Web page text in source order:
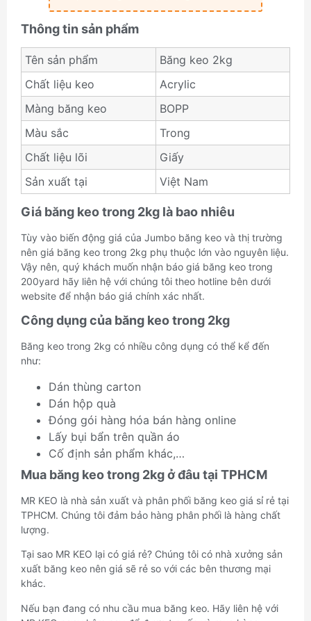
Thông tin sản phẩm
Tên sản phẩm
Băng keo 2kg
Chất liệu keo
Acrylic
Màng băng keo
BOPP
Màu sắc
Trong
Chất liệu lõi
Giấy
Sản xuất tại
Việt Nam
Giá băng keo trong 2kg là bao nhiêu
Tùy vào biến động giá của Jumbo băng keo và thị trường
nên giá băng keo trong 2kg phụ thuộc lớn vào nguyên liệu.
Vậy nên, quý khách muốn nhận báo giá băng keo trong
200yard hãy liên hệ với chúng tôi theo hotline bên dưới
website để nhận báo giá chính xác nhất.
Công dụng của băng keo trong 2kg
Băng keo trong 2kg có nhiều công dụng có thể kể đến
như:
Dán thùng carton
Dán hộp quà
Đóng gói hàng hóa bán hàng online
Lấy bụi bẩn trên quần áo
Cố định sản phẩm khác,…
Mua băng keo trong 2kg ở đâu tại TPHCM
MR KEO là nhà sản xuất và phân phối băng keo giá sỉ rẻ tại
TPHCM. Chúng tôi đảm bảo hàng phân phối là hàng chất
lượng.
Tại sao MR KEO lại có giá rẻ? Chúng tôi có nhà xưởng sản
xuất băng keo nên giá sẽ rẻ so với các bên thương mại
khác.
Nếu bạn đang có nhu cầu mua băng keo. Hãy liên hệ với